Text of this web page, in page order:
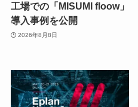
工場での「MISUMI floow」
導入事例を公開
2026年8月8日